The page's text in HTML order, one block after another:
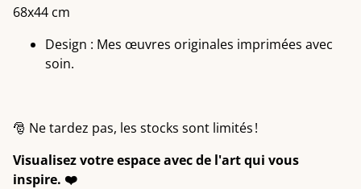
68x44 cm
Design : Mes œuvres originales imprimées avec
soin.
🎅 Ne tardez pas, les stocks sont limités !
Visualisez votre espace avec de l'art qui vous
inspire. ❤️